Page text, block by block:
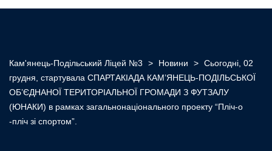
Кам'янець-Подільський Ліцей №3 > Новини > Сьогодні, 02
грудня, стартувала СПАРТАКІАДА КАМ’ЯНЕЦЬ-ПОДІЛЬСЬКОЇ
ОБ’ЄДНАНОЇ ТЕРИТОРІАЛЬНОЇ ГРОМАДИ З ФУТЗАЛУ
(ЮНАКИ) в рамках загальнонаціонального проекту “Пліч-о
-пліч зі спортом”.